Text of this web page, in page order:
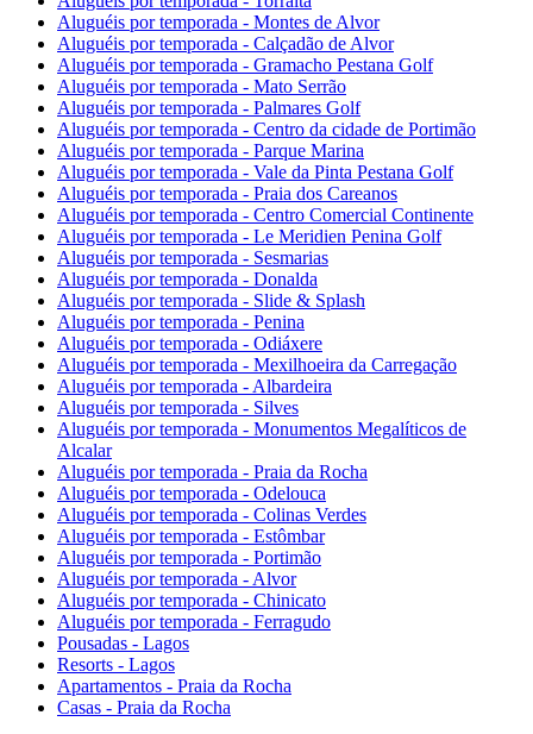
Aluguéis por temporada - Montes de Alvor
Aluguéis por temporada - Calçadão de Alvor
Aluguéis por temporada - Gramacho Pestana Golf
Aluguéis por temporada - Mato Serrão
Aluguéis por temporada - Palmares Golf
Aluguéis por temporada - Centro da cidade de Portimão
Aluguéis por temporada - Parque Marina
Aluguéis por temporada - Vale da Pinta Pestana Golf
Aluguéis por temporada - Praia dos Careanos
Aluguéis por temporada - Centro Comercial Continente
Aluguéis por temporada - Le Meridien Penina Golf
Aluguéis por temporada - Sesmarias
Aluguéis por temporada - Donalda
Aluguéis por temporada - Slide & Splash
Aluguéis por temporada - Penina
Aluguéis por temporada - Odiáxere
Aluguéis por temporada - Mexilhoeira da Carregação
Aluguéis por temporada - Albardeira
Aluguéis por temporada - Silves
Aluguéis por temporada - Monumentos Megalíticos de
Alcalar
Aluguéis por temporada - Praia da Rocha
Aluguéis por temporada - Odelouca
Aluguéis por temporada - Colinas Verdes
Aluguéis por temporada - Estômbar
Aluguéis por temporada - Portimão
Aluguéis por temporada - Alvor
Aluguéis por temporada - Chinicato
Aluguéis por temporada - Ferragudo
Pousadas - Lagos
Resorts - Lagos
Apartamentos - Praia da Rocha
Casas - Praia da Rocha